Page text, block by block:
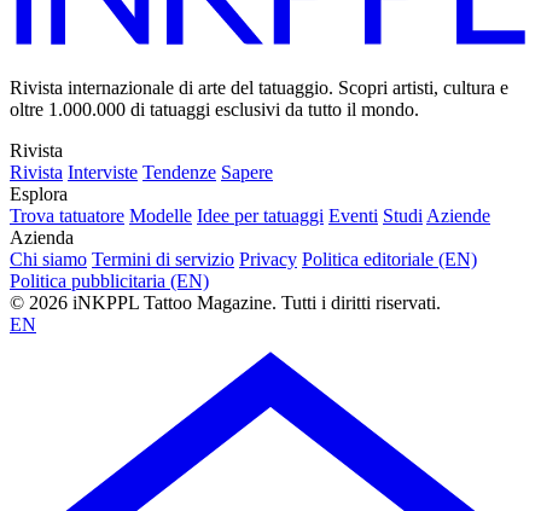
Rivista internazionale di arte del tatuaggio. Scopri artisti, cultura e
oltre 1.000.000 di tatuaggi esclusivi da tutto il mondo.
Rivista
Rivista Interviste Tendenze Sapere
Esplora
Trova tatuatore Modelle Idee per tatuaggi Eventi StudiAziende
Azienda
Chi siamo Termini di servizio Privacy Politica editoriale (EN)
Politica pubblicitaria (EN)
© 2026 iNKPPL Tattoo Magazine. Tutti i diritti riservati.
EN